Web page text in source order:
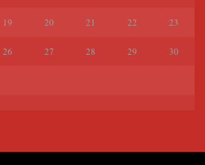
19 20 21 22 23
26 27 28 29 30